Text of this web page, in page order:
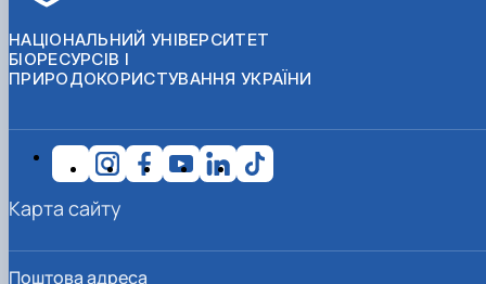
НАЦІОНАЛЬНИЙ УНІВЕРСИТЕТ
БІОРЕСУРСІВ І
ПРИРОДОКОРИСТУВАННЯ УКРАЇНИ
Поштова адреса
Карта сайту